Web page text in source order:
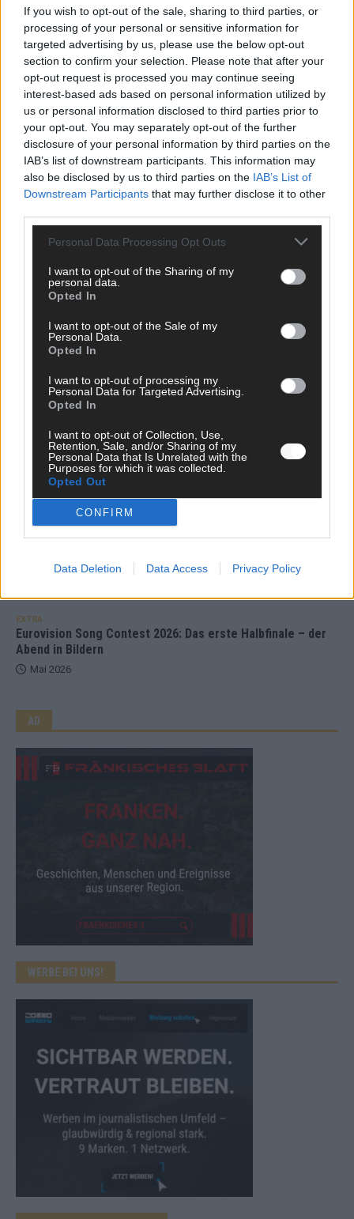
If you wish to opt-out of the sale, sharing to third parties, or
processing of your personal or sensitive information for
targeted advertising by us, please use the below opt-out
section to confirm your selection. Please note that after your
opt-out request is processed you may continue seeing
interest-based ads based on personal information utilized by
us or personal information disclosed to third parties prior to
your opt-out. You may separately opt-out of the further
disclosure of your personal information by third parties on the
IAB’s list of downstream participants. This information may
also be disclosed by us to third parties on the IAB’s List of
Downstream Participants that may further disclose it to other
Personal Data Processing Opt Outs
I want to opt-out of the Sharing of my
personal data.
Opted In
I want to opt-out of the Sale of my
Personal Data.
Opted In
I want to opt-out of processing my
Personal Data for Targeted Advertising.
Opted In
I want to opt-out of Collection, Use,
Retention, Sale, and/or Sharing of my
Personal Data that Is Unrelated with the
Purposes for which it was collected.
Opted Out
CONFIRM
Data Deletion Data Access Privacy Policy
DARA gewinnt verdient, Israel beunruhigend –
unser Kommentar zum ESC 2026
Mai 2026
KOMMENTAR
aufgestiegen – alle 25 Acts im Kurzcheck
Mai 2026
KOMMENTAR
JJ hat den Abend gerettet – der Rest des ESC-Halbfinales
war solide, aber kein Feuerwerk
Mai 2026
ESC-Halbfinale 2: Das sagen die Wettquoten – vier sicher,
sechs zittern, einer chancenlos!
Mai 2026
KOMMENTAR
Mai 2026
EXTRA
Eurovision Song Contest 2026: Das erste Halbfinale – der
Abend in Bildern
Mai 2026
AD
WERBE BEI UNS!